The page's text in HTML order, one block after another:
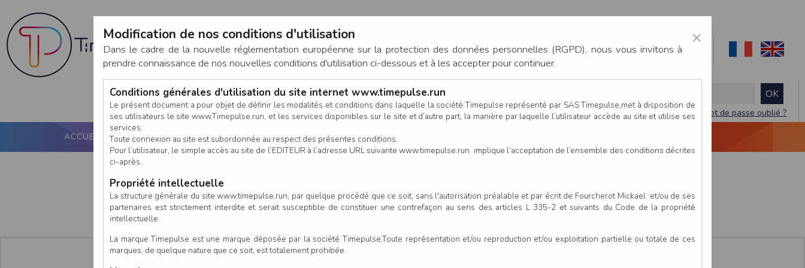
CONNEXION
Mot de passe oublié ?
ACCUEIL PUCE ACTIVE NOS SERVICES CALENDRIER RÉSULTATS
Créer votre compte
×
Modification de nos conditions d'utilisation
Dans le cadre de la nouvelle réglementation européenne sur la protection des données personnelles (RGPD), nous vous invitons à
prendre connaissance de nos nouvelles conditions d'utilisation ci-dessous et à les accepter pour continuer.
Conditions générales d'utilisation du site internet www.timepulse.run
Le présent document a pour objet de définir les modalités et conditions dans laquelle la société Timepulse représenté par SAS Timepulse,met à disposition de
ses utilisateurs le site www.Timepulse.run, et les services disponibles sur le site et d’autre part, la manière par laquelle l’utilisateur accède au site et utilise ses
services.
Toute connexion au site est subordonnée au respect des présentes conditions.
Pour l’utilisateur, le simple accès au site de l’EDITEUR à l’adresse URL suivante www.timepulse.run implique l’acceptation de l’ensemble des conditions décrites
ci-après.
Propriété intellectuelle
La structure générale du site www.timepulse.run, par quelque procédé que ce soit, sans l'autorisation préalable et par écrit de Fourcherot Mickael et/ou de ses
partenaires est strictement interdite et serait susceptible de constituer une contrefaçon au sens des articles L 335-2 et suivants du Code de la propriété
intellectuelle.
La marque Timepulse est une marque déposée par la société Timepulse.Toute représentation et/ou reproduction et/ou exploitation partielle ou totale de ces
marques, de quelque nature que ce soit, est totalement prohibée.